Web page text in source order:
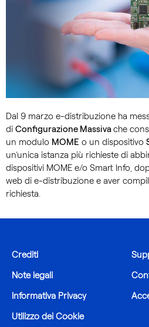
Dal 9 marzo e-distribuzione ha
di Configurazione Massivache
un modulo MOME o un dispositivo
un’unica istanza più richieste di
dispositivi MOME e/o Smart Info,
web di e-distribuzione e aver
richiesta.
Crediti
Note legali
Informativa Privacy
Utilizzo dei Cookie